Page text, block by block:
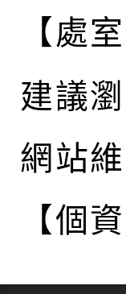
【處
建議
網站
【個